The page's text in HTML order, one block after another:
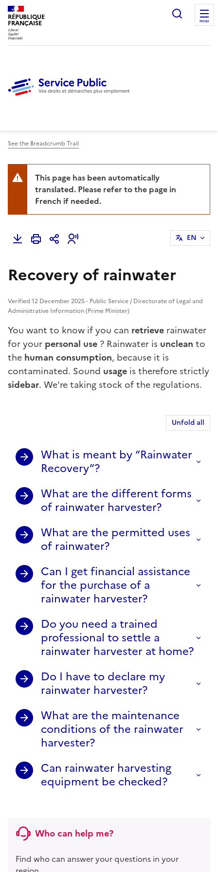
RÉPUBLIQUE
FRANÇAISE
Ouvrir
MENU
See the Breadcrumb Trail
This page has been automatically
translated. Please refer to the page in
French if needed.
EN
Recovery of rainwater
Verified 12 December 2025 - Public Service / Directorate of Legal and
Administrative Information (Prime Minister)
You want to know if you can retrieve rainwater
for your personal use ? Rainwater is unclean to
the human consumption, because it is
contaminated. Sound usage is therefore strictly
sidebar. We're taking stock of the regulations.
Unfold all
What is meant by “Rainwater
Recovery”?
What are the different forms
of rainwater harvester?
What are the permitted uses
of rainwater?
Can I get financial assistance
for the purchase of a
rainwater harvester?
Do you need a trained
professional to settle a
rainwater harvester at home?
Do I have to declare my
rainwater harvester?
What are the maintenance
conditions of the rainwater
harvester?
Can rainwater harvesting
equipment be checked?
Who can help me?
Find who can answer your questions in your